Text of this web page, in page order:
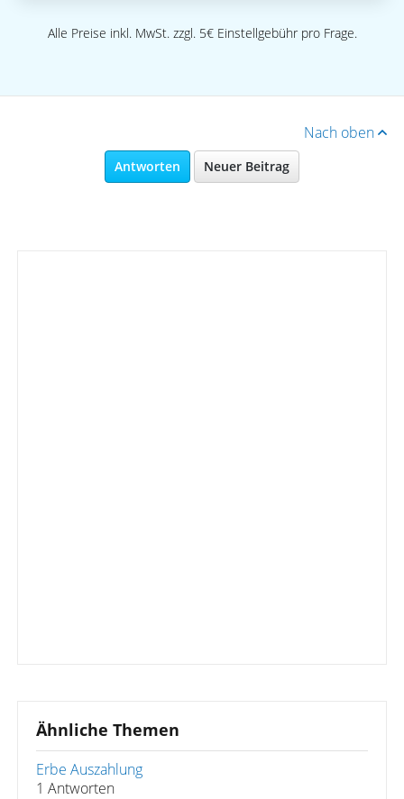
Alle Preise inkl. MwSt. zzgl. 5€ Einstellgebühr pro Frage.
Nach oben
Antworten Neuer Beitrag
Ähnliche Themen
Erbe Auszahlung
1 Antworten